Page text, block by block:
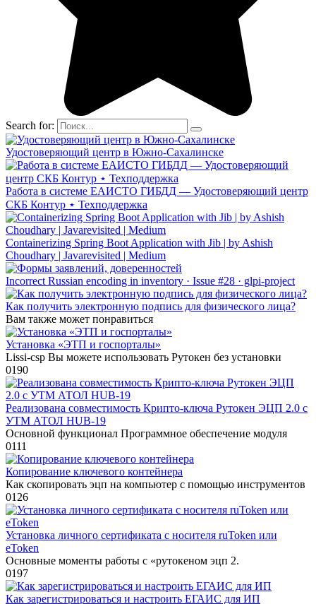
Search for:
Удостоверяющий центр в Южно-Сахалинске
Работа в системе ЕАИСТО ГИБДД — Удостоверяющий центр
СКБ Контур ⋆ Техподдержка
Containerizing Spring Boot Application with Jib | by Ashish
Choudhary | Javarevisited | Medium
Incorrect Russian encoding in inventory · Issue #28 · glpi-project
Как получить электронную подпись для физического лица?
Вам также может понравиться
Установка «ЭТП и госпорталы»
Lissi-csp Вы можете использовать Рутокен без установки
0190
Реализована совместимость Крипто-ключа Рутокен ЭЦП 2.0 с
УТМ АТОЛ HUB-19
Основной функционал Программное обеспечение модуля
0111
Копирование ключевого контейнера
Как скопировать эцп на компьютер с помощью инструментов
0126
Установка личного сертификата с носителя ruToken или
eToken
Основные моменты работы с «рутокеном эцп 2.
0197
Как зарегистрироваться и настроить ЕГАИС для ИП